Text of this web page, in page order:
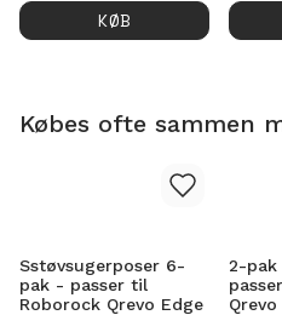
KØB
Købes ofte sammen
Sstøvsugerposer 6-
pak - passer til
Roborock Qrevo Edge
2-pak
Qrevo